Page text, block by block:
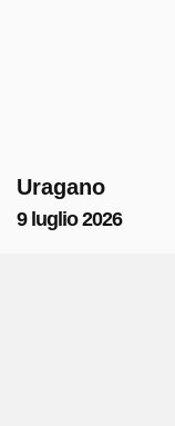
Uragano
9 luglio 2026